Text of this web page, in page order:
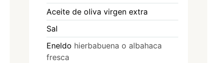
Aceite de oliva virgen extra
Sal
Eneldo hierbabuena o albahaca
fresca